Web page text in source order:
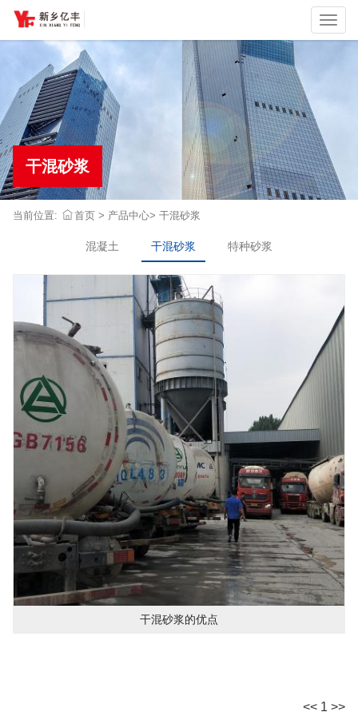
切
换
干混砂浆
混凝土 干混砂浆 特种砂浆
当前位置: 首页 > 产品中心> 干混砂浆
干混砂浆的优点
<< 1 >>